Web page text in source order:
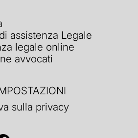
assistenza Legale
legale online
avvocati
sulla privacy